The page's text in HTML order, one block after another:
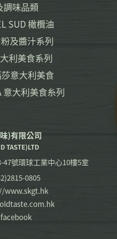
調味品類
SUD 橄欖油
粉及醬汁系列
利美食系列
意大利美食
意大利美食糸列
)有限公司
TASTE)LTD
號環球工業中心10樓5室
0805
www.skgt.hk
facebook